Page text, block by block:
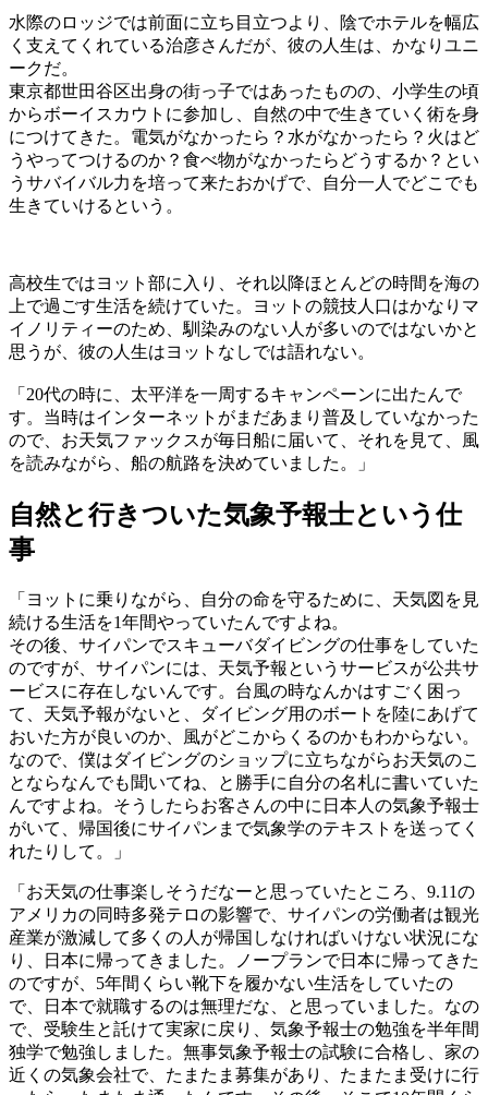
水際のロッジでは前面に立ち目立つより、陰でホテルを幅広
く支えてくれている治彦さんだが、彼の人生は、かなりユニ
ークだ。
東京都世田谷区出身の街っ子ではあったものの、小学生の頃
からボーイスカウトに参加し、自然の中で生きていく術を身
につけてきた。電気がなかったら？水がなかったら？火はど
うやってつけるのか？食べ物がなかったらどうするか？とい
うサバイバル力を培って来たおかげで、自分一人でどこでも
生きていけるという。
高校生ではヨット部に入り、それ以降ほとんどの時間を海の
上で過ごす生活を続けていた。ヨットの競技人口はかなりマ
イノリティーのため、馴染みのない人が多いのではないかと
思うが、彼の人生はヨットなしでは語れない。
「20代の時に、太平洋を一周するキャンペーンに出たんで
す。当時はインターネットがまだあまり普及していなかった
ので、お天気ファックスが毎日船に届いて、それを見て、風
を読みながら、船の航路を決めていました。」
自然と行きついた気象予報士という仕
事
「ヨットに乗りながら、自分の命を守るために、天気図を見
続ける生活を1年間やっていたんですよね。
その後、サイパンでスキューバダイビングの仕事をしていた
のですが、サイパンには、天気予報というサービスが公共サ
ービスに存在しないんです。台風の時なんかはすごく困っ
て、天気予報がないと、ダイビング用のボートを陸にあげて
おいた方が良いのか、風がどこからくるのかもわからない。
なので、僕はダイビングのショップに立ちながらお天気のこ
とならなんでも聞いてね、と勝手に自分の名札に書いていた
んですよね。そうしたらお客さんの中に日本人の気象予報士
がいて、帰国後にサイパンまで気象学のテキストを送ってく
れたりして。」
「お天気の仕事楽しそうだなーと思っていたところ、9.11の
アメリカの同時多発テロの影響で、サイパンの労働者は観光
産業が激減して多くの人が帰国しなければいけない状況にな
り、日本に帰ってきました。ノープランで日本に帰ってきた
のですが、5年間くらい靴下を履かない生活をしていたの
で、日本で就職するのは無理だな、と思っていました。なの
で、受験生と託けて実家に戻り、気象予報士の勉強を半年間
独学で勉強しました。無事気象予報士の試験に合格し、家の
近くの気象会社で、たまたま募集があり、たまたま受けに行